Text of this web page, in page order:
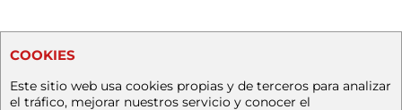
COOKIES
Este sitio web usa cookies propias y de terceros para analizar
el tráfico, mejorar nuestros servicio y conocer el